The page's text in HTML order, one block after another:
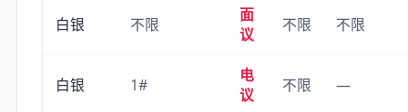
白银 不限
面
议
不限 不限
白银 1#
电
议
不限 —